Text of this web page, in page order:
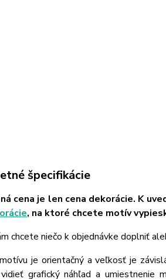
špecifikácie
cena je len cena dekorácie. K
, na ktoré chcete motív
chcete niečo k objednávke doplniť
je orientačný a veľkosť je
grafický náhľad a umiestnenie